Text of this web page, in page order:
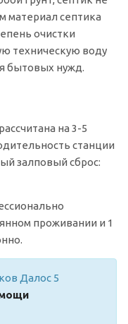
материал септика
очистки
техническую воду
бытовых нужд.
на 3-5
станции
залповый сброс:
проживании и 1
Далос 5